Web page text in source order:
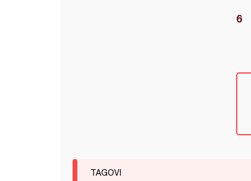
TAGOVI